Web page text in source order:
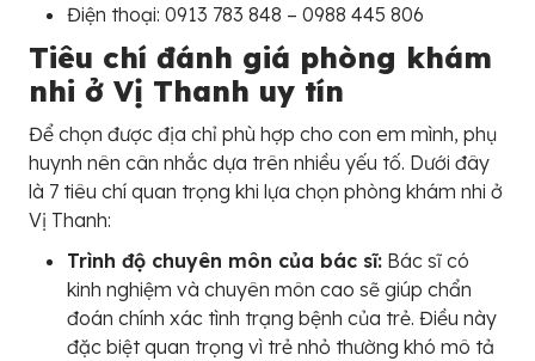
Điện thoại: 0913 783 848 – 0988 445 806
Tiêu chí đánh giá phòng khám
nhi ở Vị Thanh uy tín
Để chọn được địa chỉ phù hợp cho con em mình, phụ
huynh nên cân nhắc dựa trên nhiều yếu tố. Dưới đây
là 7 tiêu chí quan trọng khi lựa chọn phòng khám nhi ở
Vị Thanh:
Trình độ chuyên môn của bác sĩ: Bác sĩ có
kinh nghiệm và chuyên môn cao sẽ giúp chẩn
đoán chính xác tình trạng bệnh của trẻ. Điều này
đặc biệt quan trọng vì trẻ nhỏ thường khó mô tả